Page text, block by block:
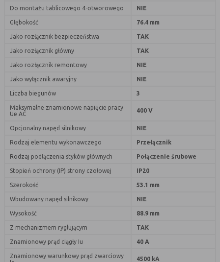
Rodzaj
Opis
Cookie
własne
cookie)
cookie umieszczone bezpośrednio przez
właściciela witryny jaka została
Cookie
zewnętrzne
cookie umieszczone przez zewnętrzne
podmioty, których komponenty stron
Uwaga:cookie mogą być wywołane przez administratora
za pomocą skryptów, komponentów, które znajdują się na
serwerach partnera, umiejscowionych w innej lokalizacji –
innym kraju lub nawet zupełnie innym systemie prawnym.
W przypadku wywołania przez administratora witryny
komponentów serwisu pochodzących spoza systemu
zasady polityki cookies niż polityka prywatności / cookies
administratora witryny.
D. Ze względu na cel jakiemu służą:
Rodzaj
Opis
Do montażu tablicowego 4-otworowego NIE
Głębokość 76.4 mm
Jako rozłącznik bezpieczeństwa TAK
Jako rozłącznik główny TAK
Jako rozłącznik remontowy NIE
Jako wyłącznik awaryjny NIE
Liczba biegunów 3
Maksymalne znamionowe napięcie pracy
Ue AC
400 V
Opcjonalny napęd silnikowy NIE
Rodzaj elementu wykonawczego Przełącznik
Rodzaj podłączenia styków głównych Połączenie śrubowe
Stopień ochrony (IP) strony czołowej IP20
Szerokość 53.1 mm
Wbudowany napęd silnikowy NIE
Wysokość 88.9 mm
Z mechanizmem ryglującym TAK
Znamionowy prąd ciągły Iu 40 A
Znamionowy warunkowy prąd zwarciowy
4500 kA